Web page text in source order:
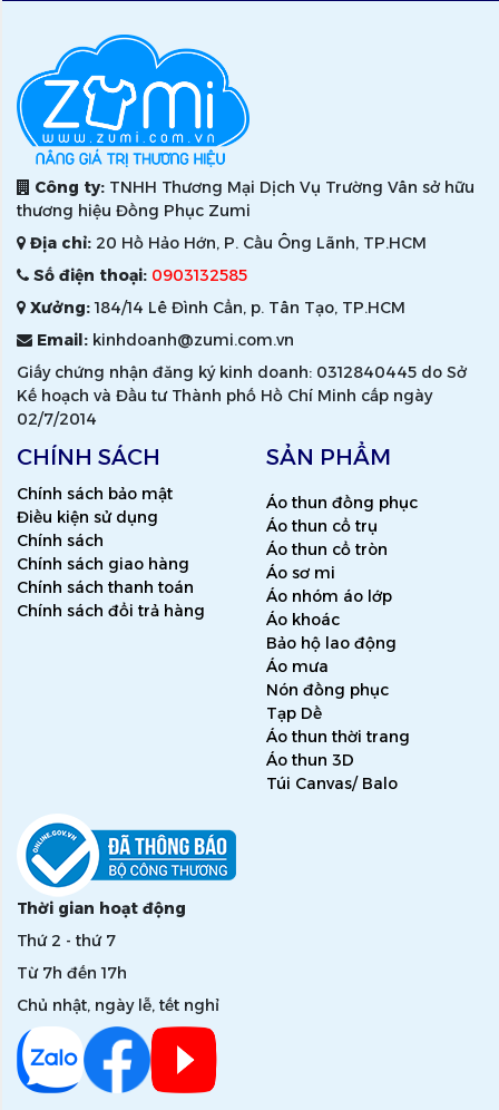
Công ty: TNHH Thương Mại Dịch Vụ Trường Vân sở hữu
thương hiệu Đồng Phục Zumi
Địa chỉ: 20 Hồ Hảo Hớn, P. Cầu Ông Lãnh, TP.HCM
Số điện thoại: 0903132585
Xưởng:184/14 Lê Đình Cẩn, p. Tân Tạo, TP.HCM
Email: kinhdoanh@zumi.com.vn
Giấy chứng nhận đăng ký kinh doanh: 0312840445 do Sở
Kế hoạch và Đầu tư Thành phố Hồ Chí Minh cấp ngày
02/7/2014
CHÍNH SÁCH
Chính sách bảo mật
Điều kiện sử dụng
Chính sách
Chính sách giao hàng
Chính sách thanh toán
Chính sách đổi trả hàng
SẢN PHẨM
Áo thun đồng phục
Áo thun cổ trụ
Áo thun cổ tròn
Áo sơ mi
Áo nhóm áo lớp
Áo khoác
Bảo hộ lao động
Áo mưa
Nón đồng phục
Tạp Dề
Áo thun thời trang
Áo thun 3D
Túi Canvas/ Balo
Thời gian hoạt động
Thứ 2 - thứ 7
Từ 7h đến 17h
Chủ nhật, ngày lễ, tết nghỉ